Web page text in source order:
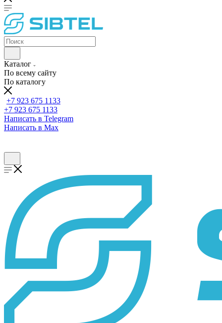
Каталог
По всему сайту
По каталогу
+7 923 675 1133
+7 923 675 1133
Написать в Telegram
Написать в Max